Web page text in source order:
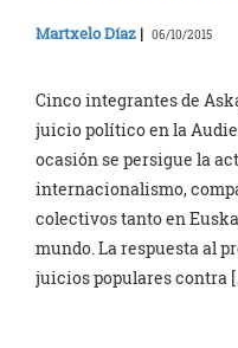
Martxelo Díaz | 06/10/2015
Cinco integrantes de
juicio político en la
ocasión se persigue la
internacionalismo,
colectivos tanto en
mundo. La respuesta al
juicios populares contra